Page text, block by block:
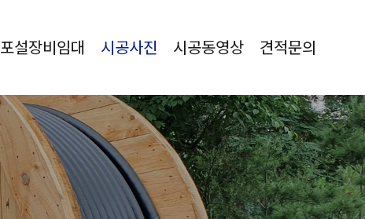
포설장비임대 시공사진 시공동영상 견적문의